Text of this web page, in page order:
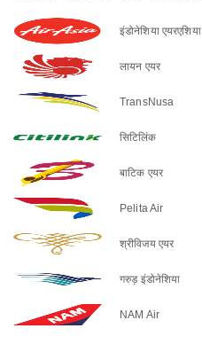
इंडोनेशिया एयरएशिया
लायन एयर
TransNusa
सिटिलिंक
बाटिक एयर
Pelita Air
श्रीविजय एयर
गरुड़ इंडोनेशिया
NAM Air